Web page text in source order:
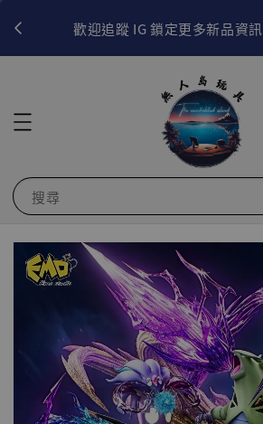
歡迎追蹤 IG 鎖定更多新品資訊
搜尋